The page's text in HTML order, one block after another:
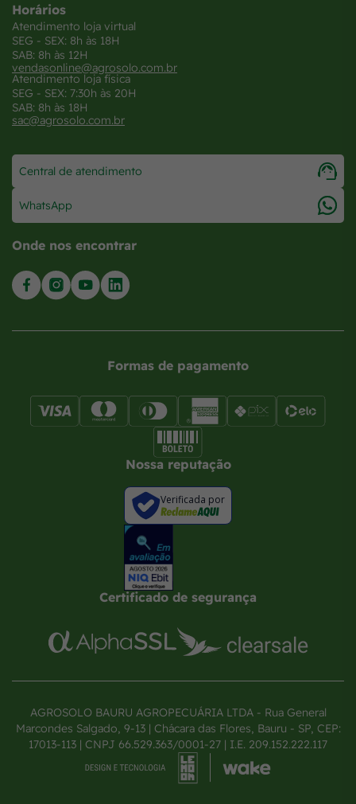
Horários
Atendimento loja virtual
SEG - SEX: 8h às 18H
SAB: 8h às 12H
vendasonline@agrosolo.com.br
Atendimento loja física
SEG - SEX: 7:30h às 20H
SAB: 8h às 18H
sac@agrosolo.com.br
Central de atendimento
WhatsApp
Onde nos encontrar
Formas de pagamento
Nossa reputação
Verificada por
Certificado de segurança
AGROSOLO BAURU AGROPECUÁRIA LTDA - Rua General
Marcondes Salgado, 9-13 | Chácara das Flores, Bauru - SP, CEP:
17013-113 | CNPJ 66.529.363/0001-27 | I.E. 209.152.222.117